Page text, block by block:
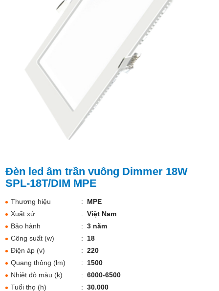
Đèn led âm trần vuông Dimmer 18W
SPL-18T/DIM MPE
Thương hiệu : MPE
Xuất xứ
: Việt Nam
Bảo hành
: 3 năm
Công suất (w)
:
18
Điện áp (v)
: 220
Quang thông (lm)
:
1500
Nhiệt độ màu (k)
: 6000-6500
Tuổi thọ (h)
: 30.000